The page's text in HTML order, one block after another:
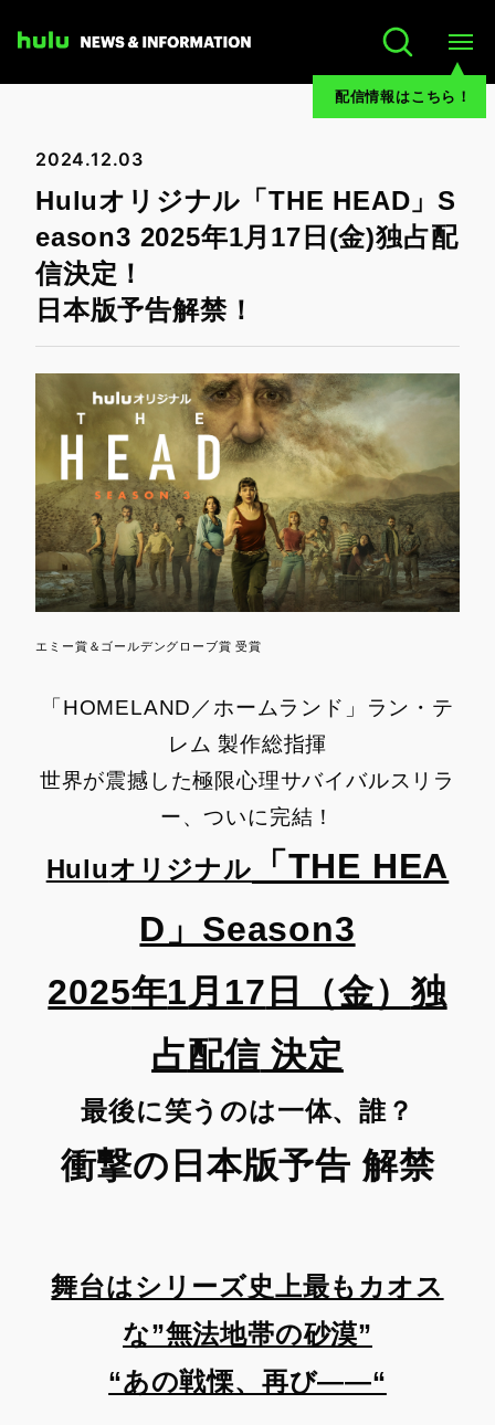
配信情報はこちら！
Huluオリジナル「THE HEAD」S
eason3 2025年1月17日(金)独占配
信決定！
日本版予告解禁！
2024.12.03
エミー賞＆ゴールデングローブ賞 受賞
「HOMELAND／ホームランド」ラン・テ
レム 製作総指揮
世界が震撼した極限⼼理サバイバルスリラ
ー、ついに完結！
Huluオリジナル
「THE HEA
D」 Season3
2025年1月 17 日（金）独
占配信決定
最後に笑うのは一体、誰？
衝撃の 日本版予告 解禁
舞台はシリーズ史上最もカオス
な”無法地帯の砂漠”
“あの戦慄、再び――“